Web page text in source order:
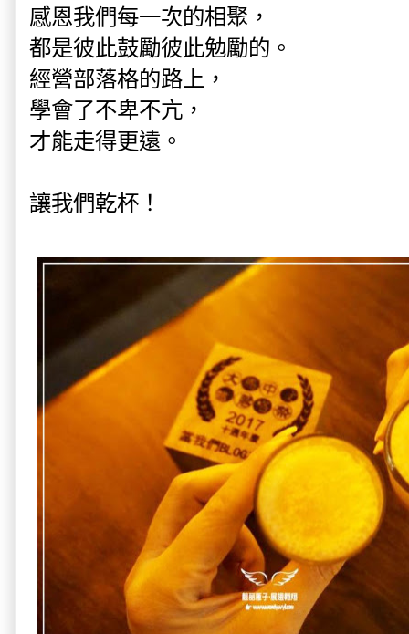
感恩我們每一次的相聚，
都是彼此鼓勵彼此勉勵的。
經營部落格的路上，
學會了不卑不亢，
才能走得更遠。
讓我們乾杯！